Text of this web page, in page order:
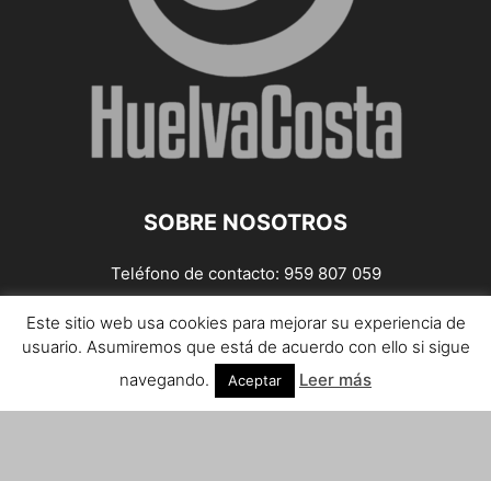
SOBRE NOSOTROS
Teléfono de contacto: 959 807 059
¡Anúnciate!
Envíanos tus notas de prensa a:
prensa@huelvacosta.com
Contáctenos:info@huelvacosta.com
Este sitio web usa cookies para mejorar su experiencia de
usuario. Asumiremos que está de acuerdo con ello si sigue
navegando.
Aceptar Leer más